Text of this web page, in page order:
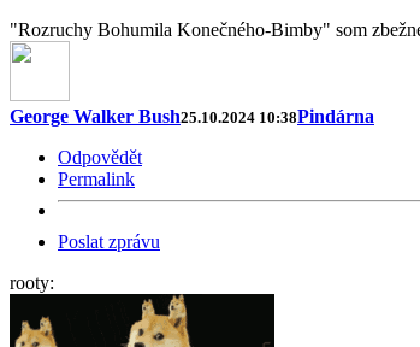
"Rozruchy Bohumila Konečného-Bimby" som
George Walker Bush25.10.2024 10:38Pindárna
Odpovědět
Permalink
Poslat zprávu
rooty: